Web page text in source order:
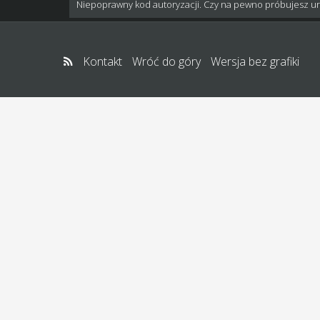
Niepoprawny kod autoryzacji. Czy na pewno próbujesz
Kontakt Wróć do góry Wersja bez grafiki